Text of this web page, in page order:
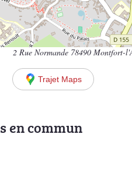
2 Rue Normande 78490 Montfort-
Trajet Maps
en commun